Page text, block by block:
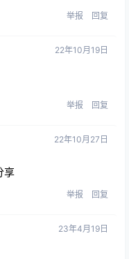
举报 回复
22年10月19日
举报 回复
22年10月27日
享
举报 回复
23年4月19日